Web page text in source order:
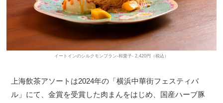
イートインのシルクモンブラン-和栗子- 2,420円（税込）
上海飲茶アソートは2024年の「横浜中華街フェスティバ
ル」にて、金賞を受賞した肉まんをはじめ、国産ハーブ豚